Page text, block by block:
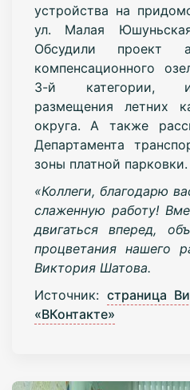
устройства на
ул. Малая
Обсудили проект
компенсационного
3-й категории,
размещения летних
округа. А также
Департамента
зоны платной парковки.
«Коллеги, благодарю
слаженную работу!
двигаться вперед,
процветания нашего
Виктория Шатова.
Источник: страница
«ВКонтакте»